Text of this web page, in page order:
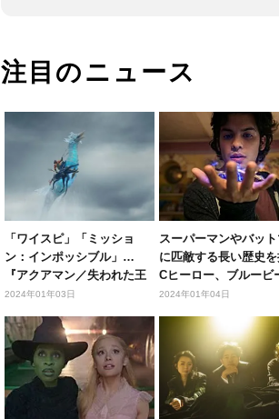
注目のニュース
「ワイスピ」「ミッショ
ン：インポッシブル」…
『アクアマン／失われた王
国』と一緒に...
2024年01年03日
スーパーマンやバッ
に匹敵する長い歴史
Cヒーロー、ブルービ
ルって...
2024年01年04日